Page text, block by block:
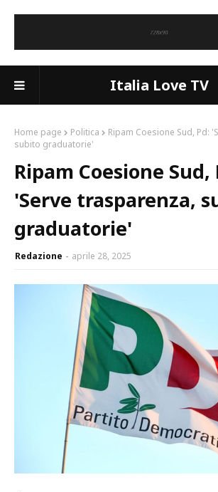
Italia Love TV
Home page Politica
Ripam Coesione Sud, Pd:
subito graduatorie'
Ripam Coesione Sud,
'Serve trasparenza,
graduatorie'
Redazione aprile 28, 2025